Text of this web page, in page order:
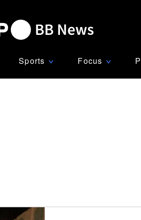
Sports ∨ Focus ∨